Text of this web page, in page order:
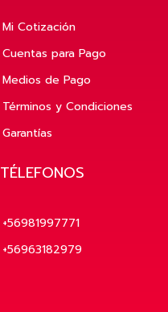
Mi Cotización
Cuentas para Pago
Medios de Pago
Términos y Condiciones
Garantías
TÉLEFONOS
+56981997771
+56963182979